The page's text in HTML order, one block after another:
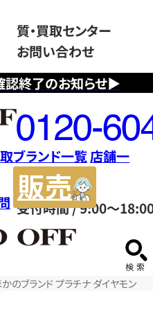
認終了のお知らせ▶
質・買取センター
お問い合わせ
フ
リ
ー
ダ
イ
ヤ
ル
0120604117
受付時間 / 9:00～
ブランド一覧店舗一
サ
のブランド プラチナ ダイヤモン